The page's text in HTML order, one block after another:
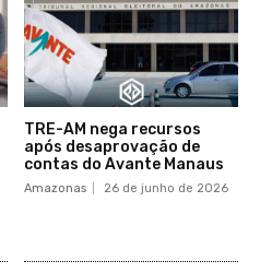
TRE-AM nega recursos
após desaprovação de
contas do Avante Manaus
Amazonas 26 de junho de 2026